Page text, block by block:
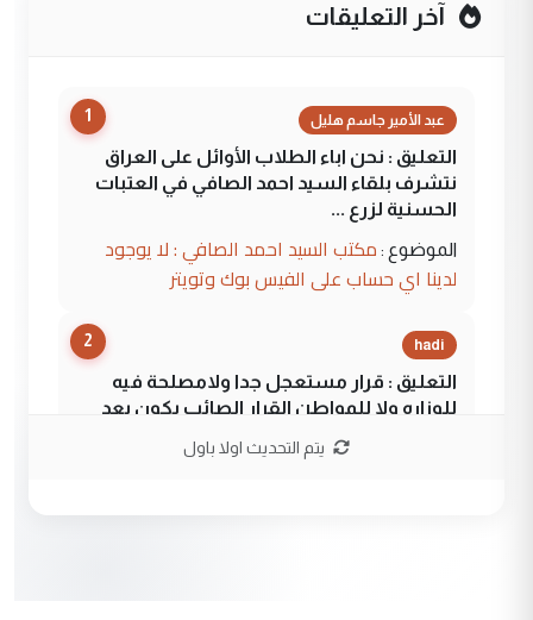
آخر التعليقات
1 عبد الأمير جاسم هليل
التعليق : نحن اباء الطلاب الأوائل على العراق
نتشرف بلقاء السيد احمد الصافي في العتبات
الحسنية لزرع ...
الموضوع : مكتب السيد احمد الصافي : لا يوجود
لدينا اي حساب على الفيس بوك وتويتر
2 hadi
التعليق : قرار مستعجل جدا ولامصلحة فيه
للوزاره ولا للمواطن القرار الصائب يكون بعد
يتم التحديث اولا باول